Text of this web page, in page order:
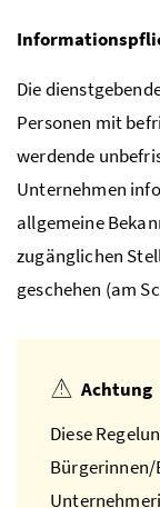
Die
Personen mit
werdende
Unternehmen
allgemeine
zugänglichen
geschehen (am
Achtung
Diese